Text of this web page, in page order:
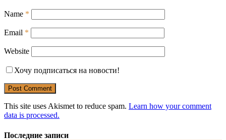
Name *
Email *
Website
Хочу подписаться на новости!
This site uses Akismet to reduce spam. Learn how your comment
data is processed.
Последние записи